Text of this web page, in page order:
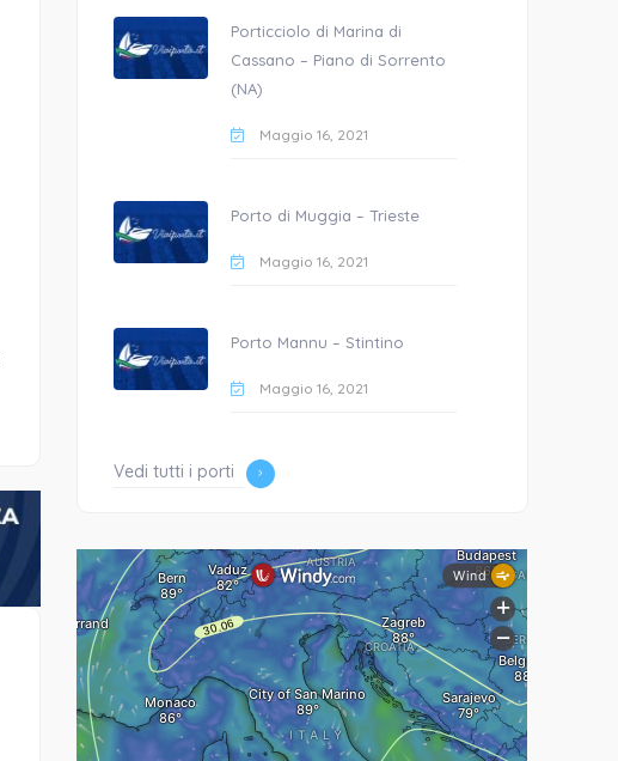
Porticciolo di Marina di
Cassano – Piano di Sorrento
(NA)
Maggio 16, 2021
Porto di Muggia – Trieste
Maggio 16, 2021
Porto Mannu – Stintino
Maggio 16, 2021
Vedi tutti i porti